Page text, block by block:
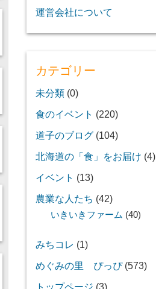
運営会社について
カテゴリー
未分類 (0)
食のイベント (220)
道子のブログ (104)
北海道の「食」をお届け (4)
イベント (13)
農業な人たち (42)
いきいきファーム (40)
みちコレ (1)
めぐみの里 ぴっぴ(573)
トップページ (3)